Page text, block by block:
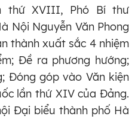
thứ XVIII, Phó Bí thư
Nội Nguyễn Văn Phong
thành xuất sắc 4 nhiệm
Đề ra phương hướng;
Đóng góp vào Văn kiện
lần thứ XIV của Đảng.
Đại biểu thành phố Hà